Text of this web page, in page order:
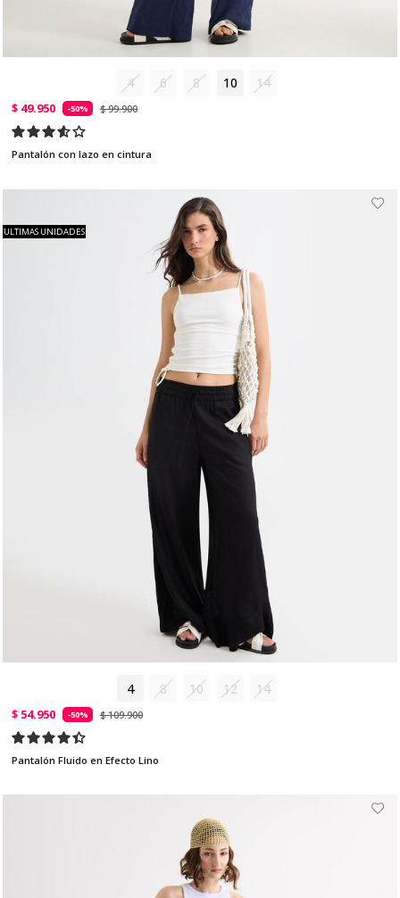
4 6 8 10 14
$ 49.950 -50% $ 99.900
Pantalón con lazo en cintura
4 8 10 12 14
ULTIMAS UNIDADES
$ 54.950 -50% $ 109.900
Pantalón Fluido en Efecto Lino